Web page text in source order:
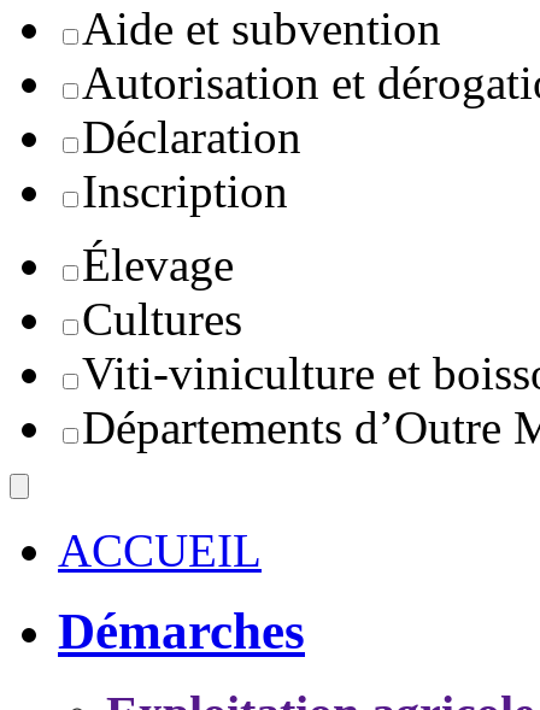
Aide et subvention
Autorisation et
Déclaration
Inscription
Élevage
Cultures
Viti-viniculture et
Départements d’Outre
ACCUEIL
Démarches